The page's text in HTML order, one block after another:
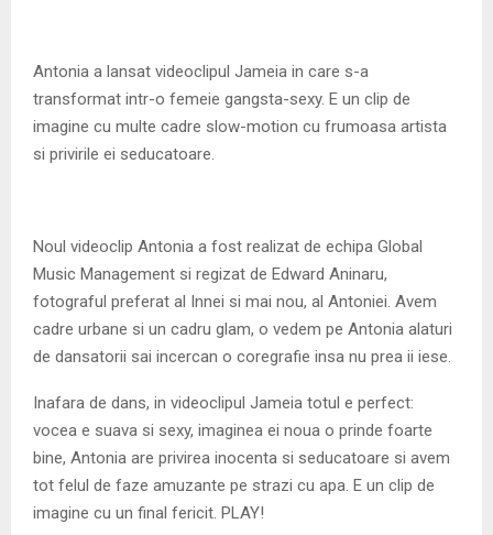
Antonia a lansat videoclipul Jameia in care s-a
transformat intr-o femeie gangsta-sexy. E un clip de
imagine cu multe cadre slow-motion cu frumoasa artista
si privirile ei seducatoare.
Noul videoclip Antonia a fost realizat de echipa Global
Music Management si regizat de Edward Aninaru,
fotograful preferat al Innei si mai nou, al Antoniei. Avem
cadre urbane si un cadru glam, o vedem pe Antonia alaturi
de dansatorii sai incercan o coregrafie insa nu prea ii iese.
Inafara de dans, in videoclipul Jameia totul e perfect:
vocea e suava si sexy, imaginea ei noua o prinde foarte
bine, Antonia are privirea inocenta si seducatoare si avem
tot felul de faze amuzante pe strazi cu apa. E un clip de
imagine cu un final fericit. PLAY!